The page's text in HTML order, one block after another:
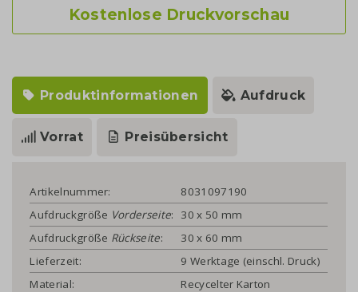
Kostenlose Druckvorschau
Produktinformationen Aufdruck
Vorrat Preisübersicht
Artikelnummer:
8031097190
Aufdruckgröße Vorderseite:
30 x 50 mm
Aufdruckgröße Rückseite:
30 x 60 mm
Lieferzeit:
9 Werktage (einschl. Druck)
Material:
Recycelter Karton